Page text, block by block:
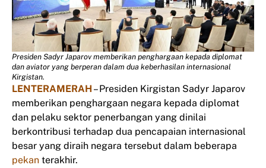
Presiden Sadyr Japarov memberikan penghargaan kepada diplomat
dan aviator yang berperan dalam dua keberhasilan internasional
Kirgistan.
LENTERAMERAH – Presiden Kirgistan Sadyr Japarov
memberikan penghargaan negara kepada diplomat
dan pelaku sektor penerbangan yang dinilai
berkontribusi terhadap dua pencapaian internasional
besar yang diraih negara tersebut dalam beberapa
pekan terakhir.